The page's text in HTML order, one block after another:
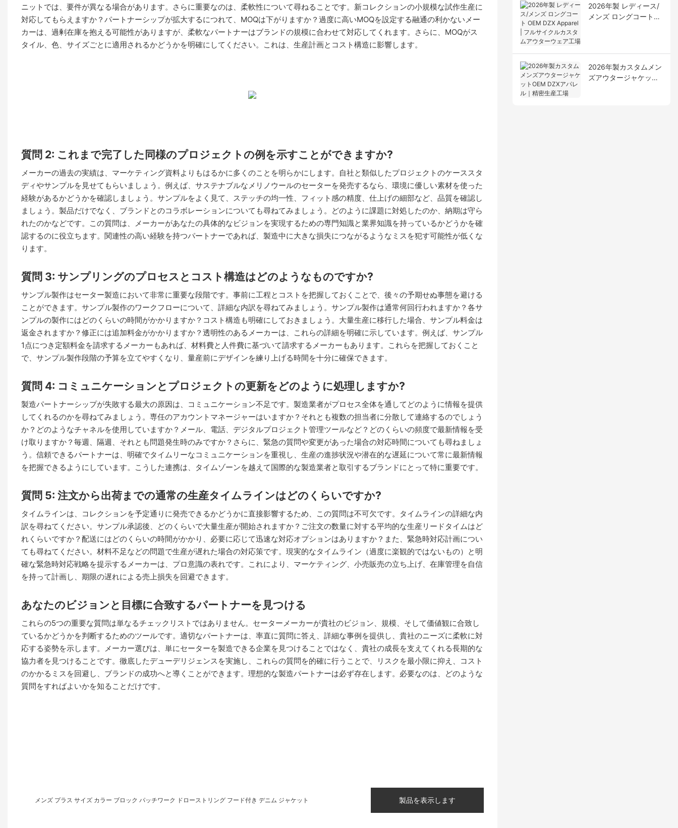
ニットでは、要件が異なる場合があります。さらに重要なのは、柔軟性について尋ねることです。新コレクションの小規模な試作生産に
対応してもらえますか？パートナーシップが拡大するにつれて、MOQは下がりますか？過度に高いMOQを設定する融通の利かないメー
カーは、過剰在庫を抱える可能性がありますが、柔軟なパートナーはブランドの規模に合わせて対応してくれます。さらに、MOQがス
タイル、色、サイズごとに適用されるかどうかを明確にしてください。これは、生産計画とコスト構造に影響します。
質問 2: これまで完了した同様のプロジェクトの例を示すことができますか?
メーカーの過去の実績は、マーケティング資料よりもはるかに多くのことを明らかにします。自社と類似したプロジェクトのケーススタ
ディやサンプルを見せてもらいましょう。例えば、サステナブルなメリノウールのセーターを発売するなら、環境に優しい素材を使った
経験があるかどうかを確認しましょう。サンプルをよく見て、ステッチの均一性、フィット感の精度、仕上げの細部など、品質を確認し
ましょう。製品だけでなく、ブランドとのコラボレーションについても尋ねてみましょう。どのように課題に対処したのか、納期は守ら
れたのかなどです。この質問は、メーカーがあなたの具体的なビジョンを実現するための専門知識と業界知識を持っているかどうかを確
認するのに役立ちます。関連性の高い経験を持つパートナーであれば、製造中に大きな損失につながるようなミスを犯す可能性が低くな
ります。
質問 3: サンプリングのプロセスとコスト構造はどのようなものですか?
サンプル製作はセーター製造において非常に重要な段階です。事前に工程とコストを把握しておくことで、後々の予期せぬ事態を避ける
ことができます。サンプル製作のワークフローについて、詳細な内訳を尋ねてみましょう。サンプル製作は通常何回行われますか？各サ
ンプルの製作にはどのくらいの時間がかかりますか？コスト構造も明確にしておきましょう。大量生産に移行した場合、サンプル料金は
返金されますか？修正には追加料金がかかりますか？透明性のあるメーカーは、これらの詳細を明確に示しています。例えば、サンプル
1点につき定額料金を請求するメーカーもあれば、材料費と人件費に基づいて請求するメーカーもあります。これらを把握しておくこと
で、サンプル製作段階の予算を立てやすくなり、量産前にデザインを練り上げる時間を十分に確保できます。
質問 4: コミュニケーションとプロジェクトの更新をどのように処理しますか?
製造パートナーシップが失敗する最大の原因は、コミュニケーション不足です。製造業者がプロセス全体を通してどのように情報を提供
してくれるのかを尋ねてみましょう。専任のアカウントマネージャーはいますか？それとも複数の担当者に分散して連絡するのでしょう
か？どのようなチャネルを使用していますか？メール、電話、デジタルプロジェクト管理ツールなど？どのくらいの頻度で最新情報を受
け取りますか？毎週、隔週、それとも問題発生時のみですか？さらに、緊急の質問や変更があった場合の対応時間についても尋ねましょ
う。信頼できるパートナーは、明確でタイムリーなコミュニケーションを重視し、生産の進捗状況や潜在的な遅延について常に最新情報
を把握できるようにしています。こうした連携は、タイムゾーンを越えて国際的な製造業者と取引するブランドにとって特に重要です。
質問 5: 注文から出荷までの通常の生産タイムラインはどのくらいですか?
タイムラインは、コレクションを予定通りに発売できるかどうかに直接影響するため、この質問は不可欠です。タイムラインの詳細な内
訳を尋ねてください。サンプル承認後、どのくらいで大量生産が開始されますか？ご注文の数量に対する平均的な生産リードタイムはど
れくらいですか？配送にはどのくらいの時間がかかり、必要に応じて迅速な対応オプションはありますか？また、緊急時対応計画につい
ても尋ねてください。材料不足などの問題で生産が遅れた場合の対応策です。現実的なタイムライン（過度に楽観的ではないもの）と明
確な緊急時対応戦略を提示するメーカーは、プロ意識の表れです。これにより、マーケティング、小売販売の立ち上げ、在庫管理を自信
を持って計画し、期限の遅れによる売上損失を回避できます。
あなたのビジョンと目標に合致するパートナーを見つける
これらの5つの重要な質問は単なるチェックリストではありません。セーターメーカーが貴社のビジョン、規模、そして価値観に合致し
ているかどうかを判断するためのツールです。適切なパートナーは、率直に質問に答え、詳細な事例を提供し、貴社のニーズに柔軟に対
応する姿勢を示します。メーカー選びは、単にセーターを製造できる企業を見つけることではなく、貴社の成長を支えてくれる長期的な
協力者を見つけることです。徹底したデューデリジェンスを実施し、これらの質問を的確に行うことで、リスクを最小限に抑え、コスト
のかかるミスを回避し、ブランドの成功へと導くことができます。理想的な製造パートナーは必ず存在します。必要なのは、どのような
質問をすればよいかを知ることだけです。
メンズ プラス サイズ カラー ブロック パッチワーク ドローストリング フード付き デニム ジャケット 製品を表示します
2026年製 レディース/
メンズ ロングコート
2026年製カスタムメン
ズアウタージャケット